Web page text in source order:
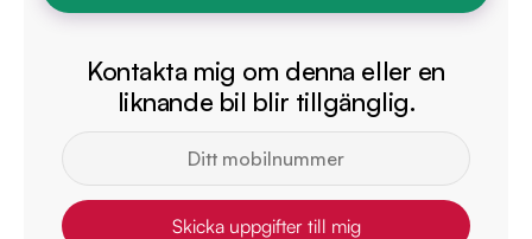
Kontakta mig om denna eller en
liknande bil blir tillgänglig.
Skicka uppgifter till mig